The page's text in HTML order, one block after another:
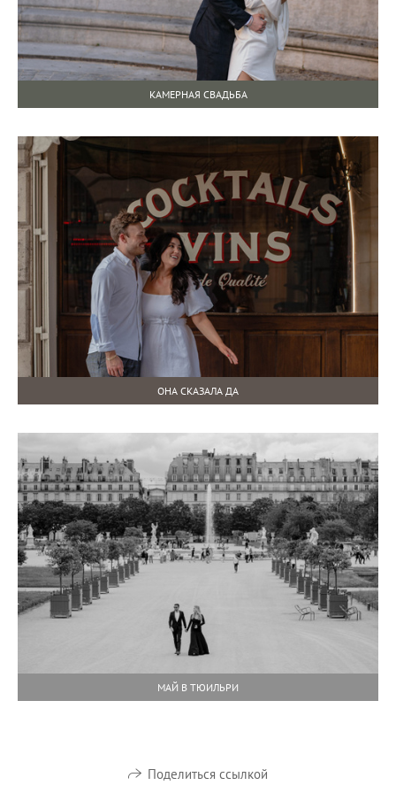
КАМЕРНАЯ СВАДЬБА
ОНА СКАЗАЛА ДА
МАЙ В ТЮИЛЬРИ
Поделиться ссылкой